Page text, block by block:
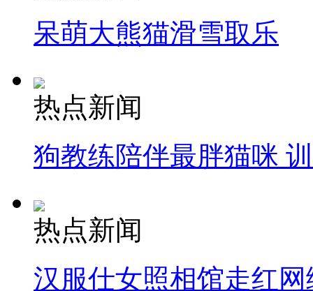
呆萌大熊猫滑雪取乐
热点新闻
狗教练陪伴最胖猫咪
热点新闻
汉服仕女照相馆走红网